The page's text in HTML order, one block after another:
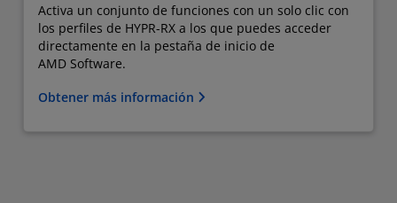
Activa un conjunto de funciones con un solo clic con
los perfiles de HYPR-RX a los que puedes acceder
directamente en la pestaña de inicio de
AMD Software.
Obtener más información